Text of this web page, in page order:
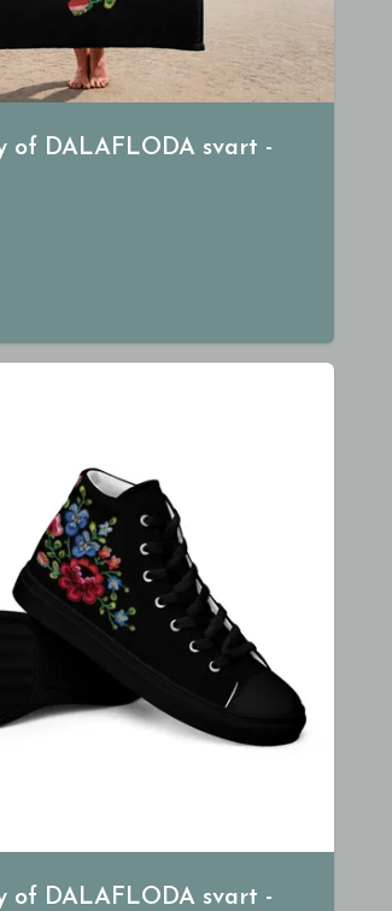
of DALAFLODA svart -
of DALAFLODA svart -